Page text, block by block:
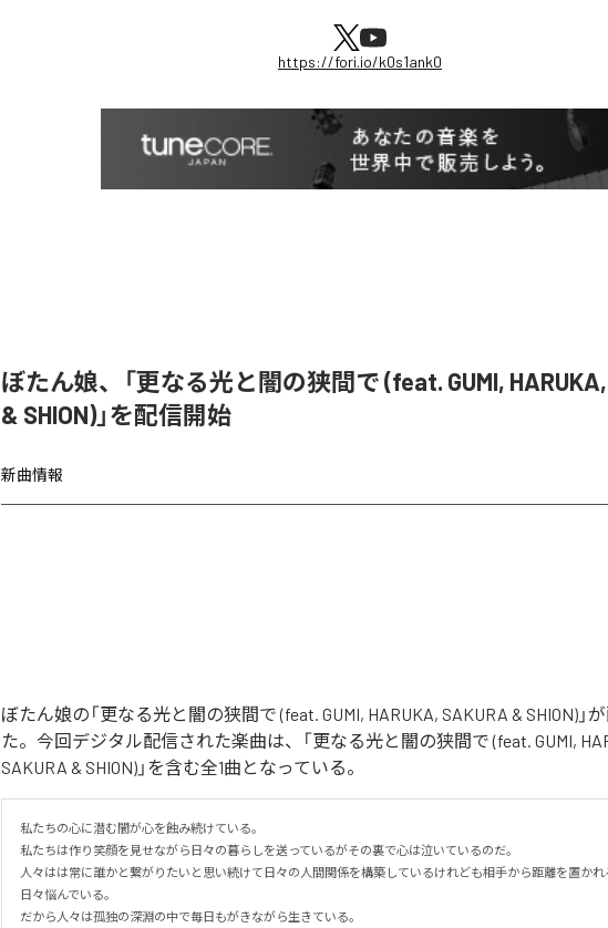
https://fori.io/k0s1ank0
ぼたん娘、「更なる光と闇の狭間で (feat. GUMI,
& SHION)」を配信開始
新曲情報
ぼたん娘の「更なる光と闇の狭間で (feat. GUMI, HARUKA, SAKURA & SHION)」
た。今回デジタル配信された楽曲は、「更なる光と闇の狭間で (feat. GUMI,
SAKURA & SHION)」を含む全1曲となっている。
私たちの心に潜む闇が心を蝕み続けている。
私たちは作り笑顔を見せながら日々の暮らしを送っているがその裏で心は泣いているのだ。
人々はは常に誰かと繋がりたいと思い続けて日々の人間関係を構築しているけれども相手から距離を置か
日々悩んでいる。
だから人々は孤独の深淵の中で毎日もがきながら生きている。